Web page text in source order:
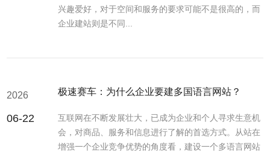
兴趣爱好，对于空间和服务的要求可能不是很高的，而
企业建站则是不同...
2026
06-22
极速赛车：为什么企业要建多国语言网站？
互联网在不断发展壮大，已成为企业和个人寻求生意机
会，对商品、服务和信息进行了解的首选方式。从站在
增强一个企业竞争优势的角度看，建设一个多语言网站